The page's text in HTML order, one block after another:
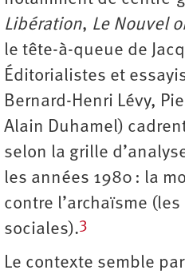
Libération, Le Nouvel
le tête-à-queue de
Éditorialistes et
Bernard-Henri Lévy,
Alain Duhamel)
selon la grille
les années 1980 : la
contre l’archaïsme
sociales).3
Le contexte semble